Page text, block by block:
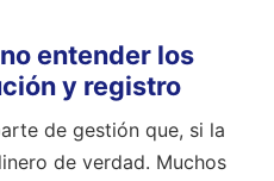
entender los
y registro
de gestión que, si la
de verdad. Muchos